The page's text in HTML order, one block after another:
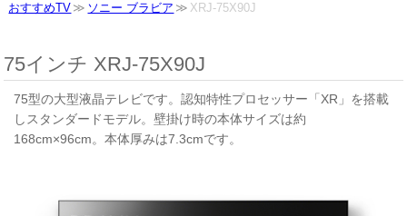
おすすめTV ソニー ブラビア XRJ-75X90J
75インチ XRJ-75X90J
75型の大型液晶テレビです。認知特性プロセッサー「XR」を搭載
しスタンダードモデル。壁掛け時の本体サイズは約
168cm×96cm。本体厚みは7.3cmです。